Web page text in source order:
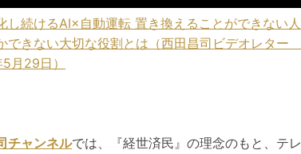
し続けるAI×自動運転 置き換えることができない人
できない大切な役割とは（西田昌司ビデオレター
月29日）
チャンネルでは、『経世済民』の理念のもと、テレ